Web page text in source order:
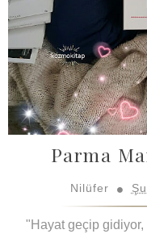
Parma
Nilüfer
"Hayat geçip gidiyor,